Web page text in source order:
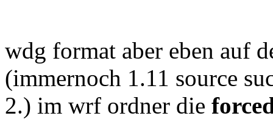
wdg format aber eben auf
(immernoch 1.11 source
2.) im wrf ordner die